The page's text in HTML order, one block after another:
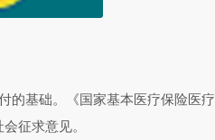
的基础。《国家基本医疗保险医疗
征求意见。